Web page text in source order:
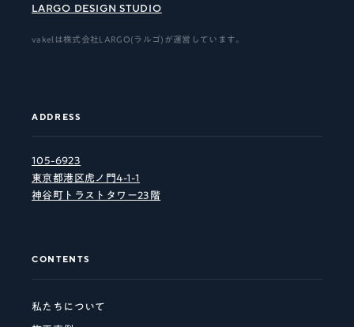
LARGO DESIGN STUDIO
vakelは株式会社LARGO(ラルゴ)が運営しています。
ADDRESS
105-6923
東京都港区虎ノ門4-1-1
神谷町トラストタワー23階
CONTENTS
私たちについて